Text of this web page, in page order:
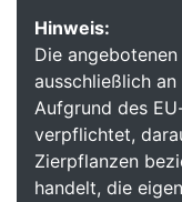
Hinweis:
Die
ausschließlich
Aufgrund des
verpflichtet,
Zierpflanzen
handelt, die